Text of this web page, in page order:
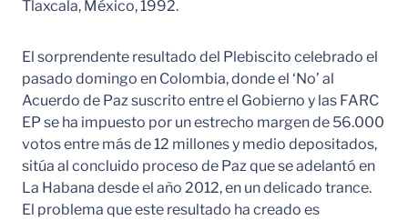
Tlaxcala, México, 1992.
El sorprendente resultado del Plebiscito celebrado el
pasado domingo en Colombia, donde el ‘No’ al
Acuerdo de Paz suscrito entre el Gobierno y las FARC
EP se ha impuesto por un estrecho margen de 56.000
votos entre más de 12 millones y medio depositados,
sitúa al concluido proceso de Paz que se adelantó en
La Habana desde el año 2012, en un delicado trance.
El problema que este resultado ha creado es